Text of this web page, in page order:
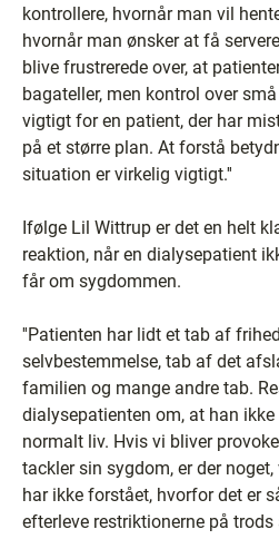
kontrollere, hvornår man vil
hvornår man ønsker at få
blive frustrerede over, at
bagateller, men kontrol over
vigtigt for en patient, der har
på et større plan. At forstå
situation er virkelig vigtigt.''
Ifølge Lil Wittrup er det en helt
reaktion, når en dialysepatient
får om sygdommen.
''Patienten har lidt et tab af
selvbestemmelse, tab af det
familien og mange andre tab.
dialysepatienten om, at han
normalt liv. Hvis vi bliver
tackler sin sygdom, er der
har ikke forstået, hvorfor det er
efterleve restriktionerne på